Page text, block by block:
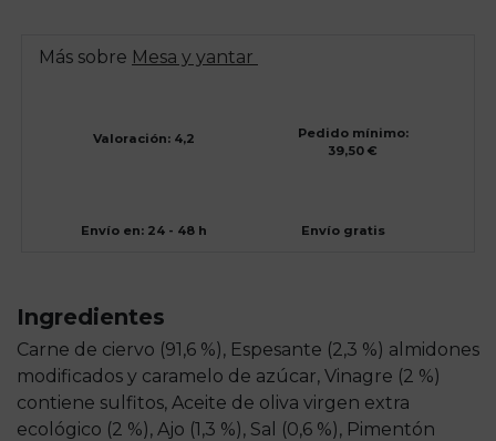
Más sobre Mesa y yantar
Valoración: 4,2
Pedido mínimo:
39,50 €
Envío en: 24 - 48 h Envío gratis
Ingredientes
Carne de ciervo (91,6 %), Espesante (2,3 %) almidones
modificados y caramelo de azúcar, Vinagre (2 %)
contiene sulfitos, Aceite de oliva virgen extra
ecológico (2 %), Ajo (1,3 %), Sal (0,6 %), Pimentón